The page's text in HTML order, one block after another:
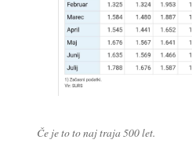
Če je to to naj traja 500 let.